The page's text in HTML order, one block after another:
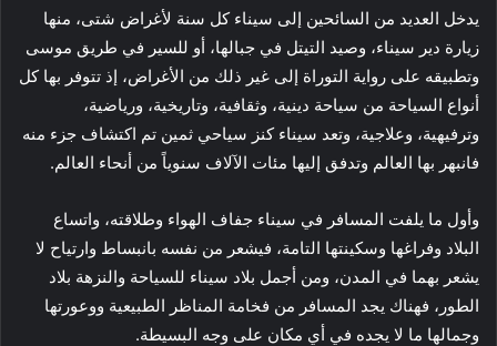
يدخل العديد من السائحين إلى سيناء كل سنة لأغراض شتى، منها
زيارة دير سيناء، وصيد التيتل في جبالها، أو للسير في طريق موسى
وتطبيقه على رواية التوراة إلى غير ذلك من الأغراض، إذ تتوفر بها كل
أنواع السياحة من سياحة دينية، وثقافية، وتاريخية، ورياضية،
وترفيهية، وعلاجية، وتعد سيناء كنز سياحي ثمين تم اكتشاف جزء منه
فانبهر بها العالم وتدفق إليها مئات الآلاف سنوياً من أنحاء العالم.
وأول ما يلفت المسافر في سيناء جفاف الهواء وطلاقته، واتساع
البلاد وفراغها وسكينتها التامة، فيشعر من نفسه بانبساط وارتياح لا
يشعر بهما في المدن، ومن أجمل بلاد سيناء للسياحة والنزهة بلاد
الطور، فهناك يجد المسافر من فخامة المناظر الطبيعية ووعورتها
وجمالها ما لا يجده في أي مكان على وجه البسيطة.